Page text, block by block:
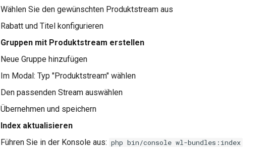
Wählen Sie den gewünschten Produktstream aus
Rabatt und Titel konfigurieren
Gruppen mit Produktstream erstellen
Neue Gruppe hinzufügen
Im Modal: Typ "Produktstream" wählen
Den passenden Stream auswählen
Übernehmen und speichern
Index aktualisieren
Führen Sie in der Konsole aus: php bin/console wl-bundles:index